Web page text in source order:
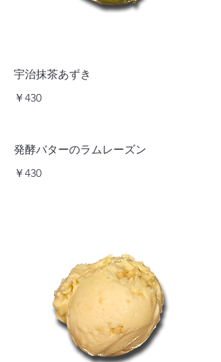
宇治抹茶あずき
￥430
発酵バターのラムレーズン
￥430